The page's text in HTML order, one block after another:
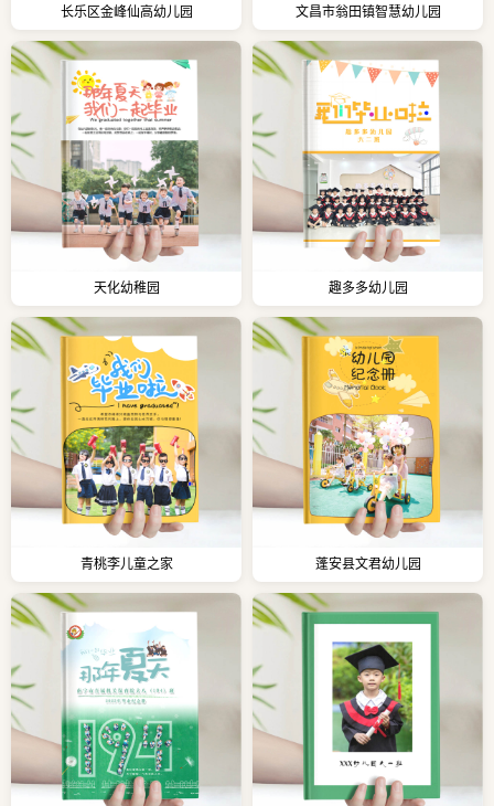
长乐区金峰仙高幼儿园 文昌市翁田镇智慧幼儿园
天化幼稚园 趣多多幼儿园
青桃李儿童之家 蓬安县文君幼儿园